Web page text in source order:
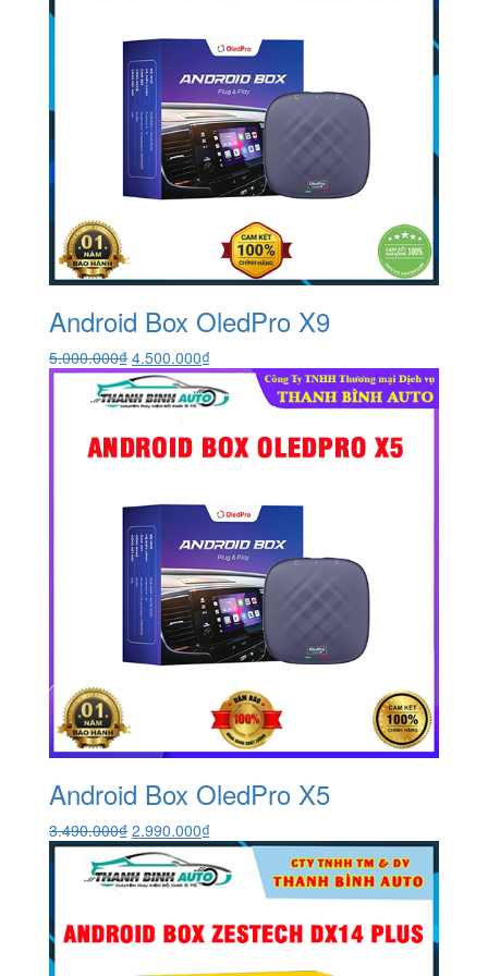
Android Box OledPro X9
5.000.000₫ Giá
gốc
là:
4.500.000₫Giá
hiện
tại
4.500.000₫.
Android Box OledPro X5
3.490.000₫ Giá
gốc
là:
3.490.000₫.
2.990.000₫Giá
hiện
tại